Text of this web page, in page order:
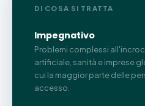
DI COSA SI TRATTA
Impegnativo
Problemi complessi
artificiale, sanità e imprese
cui la maggior parte delle
accesso.